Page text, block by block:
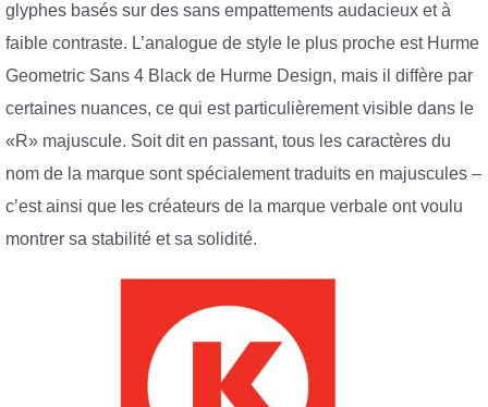
glyphes basés sur des sans empattements audacieux et à
faible contraste. L’analogue de style le plus proche est Hurme
Geometric Sans 4 Black de Hurme Design, mais il diffère par
certaines nuances, ce qui est particulièrement visible dans le
«R» majuscule. Soit dit en passant, tous les caractères du
nom de la marque sont spécialement traduits en majuscules –
c’est ainsi que les créateurs de la marque verbale ont voulu
montrer sa stabilité et sa solidité.